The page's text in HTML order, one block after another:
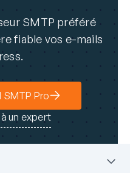
SMTP préféré
fiable vos e-mails
SMTP Pro
un expert